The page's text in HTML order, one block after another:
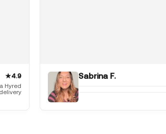
★4.9
Hyred
Sabrina F.